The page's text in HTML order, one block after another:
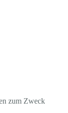
zum Zweck